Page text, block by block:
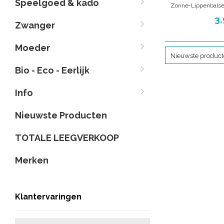
Speelgoed & kado
Zwanger
Moeder
Bio - Eco - Eerlijk
Info
Nieuwste Producten
TOTALE LEEGVERKOOP
Merken
Klantervaringen
Zonne-
Voor baby's van 0,
microplastics
Nieuwste